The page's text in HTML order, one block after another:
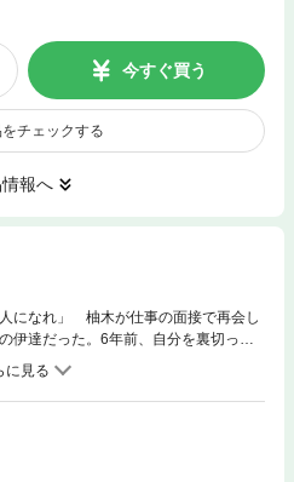
今すぐ買う
チェックする
報へ
になれ」 柚木が仕事の面接で再会し
伊達だった。6年前、自分を裏切った
柚木はその想いを拒みきれず、夜毎濃
が、告げられない真実と、甘く包み込
揺らぎ始め──。大人の秘める情炎愛!!
子書籍化して配信するにあたり一部